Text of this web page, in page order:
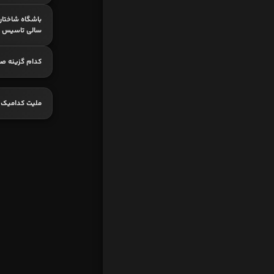
باشگاه
سالی
کدام گزینه
ملیت کدامیک